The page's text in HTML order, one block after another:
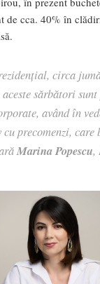
de cca. 40% în
circa
sărbători sunt
având în
precomenzi, care
Marina Popescu,